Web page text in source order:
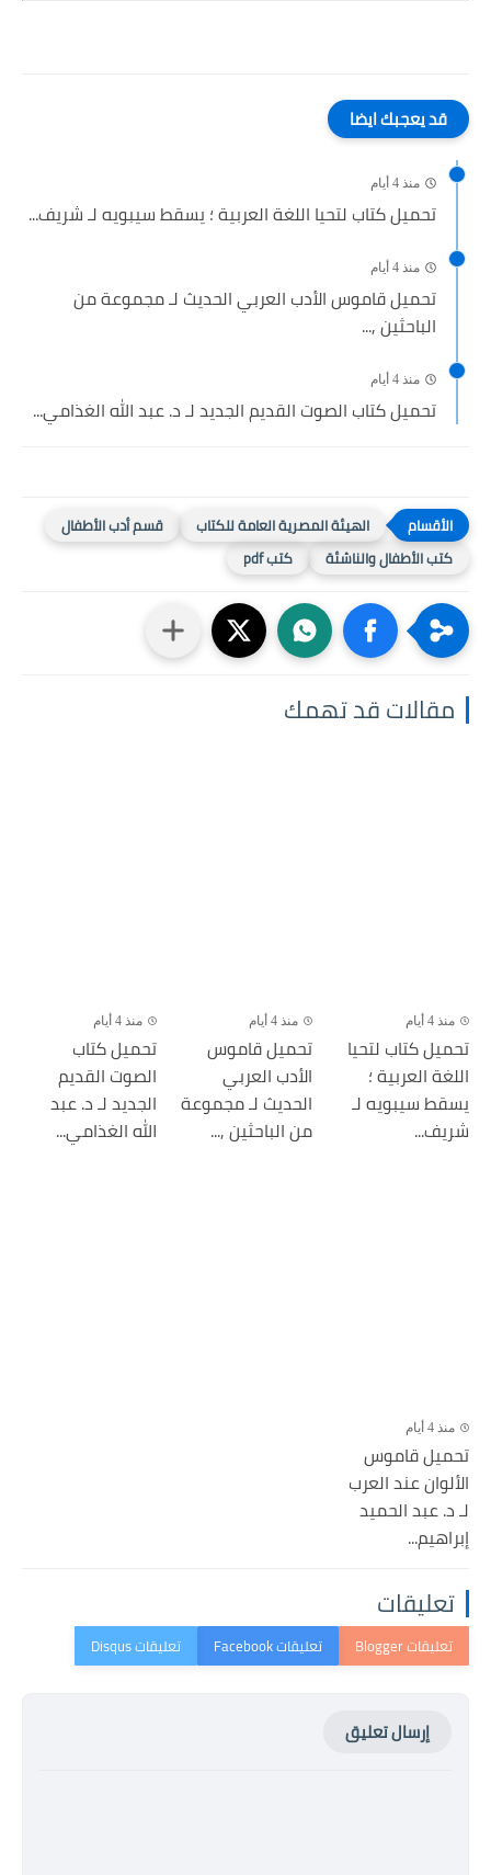
قد يعجبك ايضا
منذ 4 أيام
تحميل كتاب لتحيا اللغة العربية ؛ يسقط سيبويه لـ شريف...
منذ 4 أيام
تحميل قاموس الأدب العربي الحديث لـ مجموعة من
الباحثين ,...
منذ 4 أيام
تحميل كتاب الصوت القديم الجديد لـ د. عبد الله الغذامي...
الهيئة المصرية العامة للكتاب
قسم أدب الأطفال
كتب الأطفال والناشئة
كتب pdf
مقالات قد تهمك
منذ 4 أيام
تحميل كتاب لتحيا
اللغة العربية ؛
يسقط سيبويه لـ
شريف...
منذ 4 أيام
تحميل قاموس
الأدب العربي
الحديث لـ مجموعة
من الباحثين ,...
منذ 4 أيام
تحميل كتاب
الصوت القديم
الجديد لـ د. عبد
الله الغذامي...
منذ 4 أيام
تحميل قاموس
الألوان عند العرب
لـ د. عبد الحميد
إبراهيم...
تعليقات
إرسال تعليق